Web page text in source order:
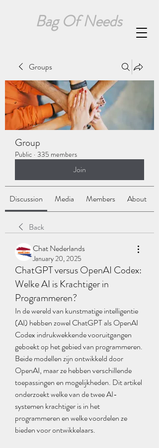
Bag Of Needs
Groups
Group
Public · 335 members
Join
Discussion Media Members About
Back
Chat Nederlands
January 20, 2025
ChatGPT versus OpenAI Codex:
Welke AI is Krachtiger in
Programmeren?
In de wereld van kunstmatige intelligentie
(AI) hebben zowel ChatGPT als OpenAI
Codex indrukwekkende vooruitgangen
geboekt op het gebied van programmeren.
Beide modellen zijn ontwikkeld door
OpenAI, maar ze hebben verschillende
toepassingen en mogelijkheden. Dit artikel
onderzoekt welke van de twee AI-
systemen krachtiger is in het
programmeren en welke voordelen ze
bieden voor ontwikkelaars.